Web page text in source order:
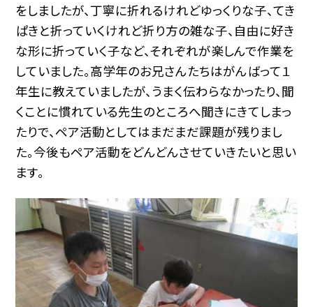
をしましたが、丁寧に折れるけれどゆっくりな子、てき
ぱきと折っていくけれど折り方の雑な子、自由に好き
な形に折っていく子など、それぞれが楽しんで作業を
していました。高学年のお兄さんたちはがんばって１
年生に教えていましたが、うまく伝わらなかったり、聞
くことに慣れている先生のところへ聞きにきてしまっ
たりで、ペア活動としてはまだまだ課題が残りまし
た。今後もペア活動をどんどんさせていきたいと思い
ます。